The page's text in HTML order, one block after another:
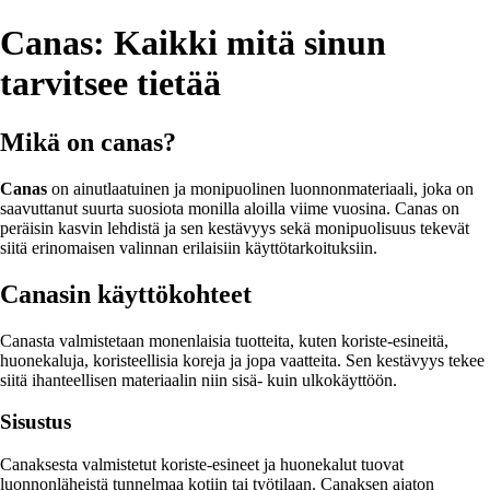
Canas: Kaikki mitä sinun
tarvitsee tietää
Mikä on canas?
Canas on ainutlaatuinen ja monipuolinen luonnonmateriaali, joka on
saavuttanut suurta suosiota monilla aloilla viime vuosina. Canas on
peräisin kasvin lehdistä ja sen kestävyys sekä monipuolisuus tekevät
siitä erinomaisen valinnan erilaisiin käyttötarkoituksiin.
Canasin käyttökohteet
Canasta valmistetaan monenlaisia tuotteita, kuten koriste-esineitä,
huonekaluja, koristeellisia koreja ja jopa vaatteita. Sen kestävyys tekee
siitä ihanteellisen materiaalin niin sisä- kuin ulkokäyttöön.
Sisustus
Canaksesta valmistetut koriste-esineet ja huonekalut tuovat
luonnonläheistä tunnelmaa kotiin tai työtilaan. Canaksen ajaton